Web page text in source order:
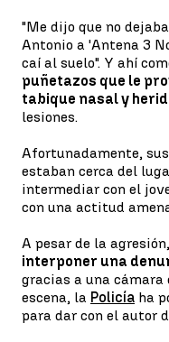
"Me dijo que no
Antonio a 'Antena 3
caí al suelo". Y ahí
puñetazos que le
tabique nasal y
lesiones.
Afortunadamente,
estaban cerca del
intermediar con el
con una actitud
A pesar de la agresión,
interponer una
gracias a una cámara
escena, la Policía ha
para dar con el autor